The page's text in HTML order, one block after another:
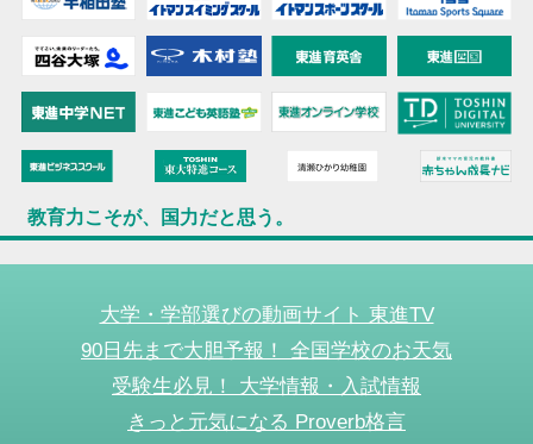
教育力こそが、国力だと思う。
大学・学部選びの動画サイト 東進TV
90日先まで大胆予報！ 全国学校のお天気
受験生必見！ 大学情報・入試情報
きっと元気になる Proverb格言